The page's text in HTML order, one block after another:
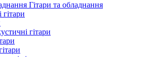
Гітари та обладнання
гітари